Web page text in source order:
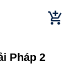
Pháp 2